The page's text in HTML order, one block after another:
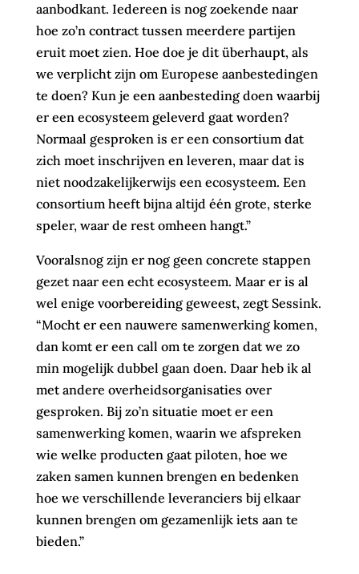
aanbodkant. Iedereen is nog zoekende naar
hoe zo’n contract tussen meerdere partijen
eruit moet zien. Hoe doe je dit überhaupt, als
we verplicht zijn om Europese aanbestedingen
te doen? Kun je een aanbesteding doen waarbij
er een ecosysteem geleverd gaat worden?
Normaal gesproken is er een consortium dat
zich moet inschrijven en leveren, maar dat is
niet noodzakelijkerwijs een ecosysteem. Een
consortium heeft bijna altijd één grote, sterke
speler, waar de rest omheen hangt.”
Vooralsnog zijn er nog geen concrete stappen
gezet naar een echt ecosysteem. Maar er is al
wel enige voorbereiding geweest, zegt Sessink.
“Mocht er een nauwere samenwerking komen,
dan komt er een call om te zorgen dat we zo
min mogelijk dubbel gaan doen. Daar heb ik al
met andere overheidsorganisaties over
gesproken. Bij zo’n situatie moet er een
samenwerking komen, waarin we afspreken
wie welke producten gaat piloten, hoe we
zaken samen kunnen brengen en bedenken
hoe we verschillende leveranciers bij elkaar
kunnen brengen om gezamenlijk iets aan te
bieden.”